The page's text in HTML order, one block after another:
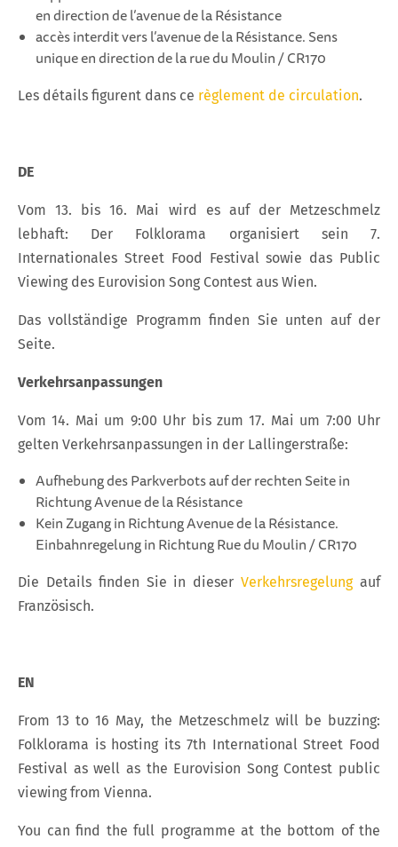
en direction de l’avenue de la Résistance
accès interdit vers l’avenue de la Résistance. Sens
unique en direction de la rue du Moulin / CR170
Les détails figurent dans ce règlement de circulation.
DE
Vom 13. bis 16. Mai wird es auf der Metzeschmelz
lebhaft: Der Folklorama organisiert sein 7.
Internationales Street Food Festival sowie das Public
Viewing des Eurovision Song Contest aus Wien.
Das vollständige Programm finden Sie unten auf der
Seite.
Verkehrsanpassungen
Vom 14. Mai um 9:00 Uhr bis zum 17. Mai um 7:00 Uhr
gelten Verkehrsanpassungen in der Lallingerstraße:
Aufhebung des Parkverbots auf der rechten Seite in
Richtung Avenue de la Résistance
Kein Zugang in Richtung Avenue de la Résistance.
Einbahnregelung in Richtung Rue du Moulin / CR170
Die Details finden Sie in dieserVerkehrsregelungauf
Französisch.
EN
From 13 to 16 May, the Metzeschmelz will be buzzing:
Folklorama is hosting its 7th International Street Food
Festival as well as the Eurovision Song Contest public
viewing from Vienna.
You can find the full programme at the bottom of the